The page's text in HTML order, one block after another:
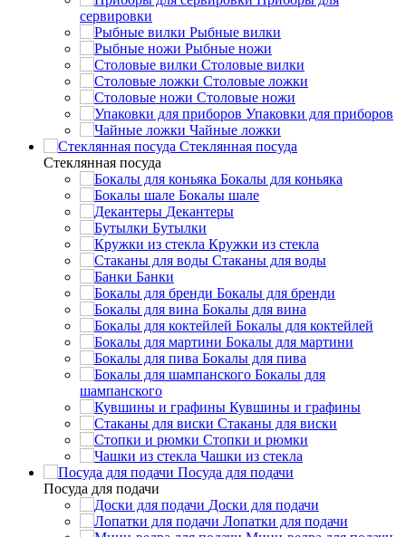
сервировки
Рыбные вилки
Рыбные ножи
Столовые вилки
Столовые ложки
Столовые ножи
Упаковки для приборов
Чайные ложки
Стеклянная посуда
Стеклянная посуда
Бокалы для коньяка
Бокалы шале
Декантеры
Бутылки
Кружки из стекла
Стаканы для воды
Банки
Бокалы для бренди
Бокалы для вина
Бокалы для коктейлей
Бокалы для мартини
Бокалы для пива
Бокалы для
шампанского
Кувшины и графины
Стаканы для виски
Стопки и рюмки
Чашки из стекла
Посуда для подачи
Посуда для подачи
Доски для подачи
Лопатки для подачи